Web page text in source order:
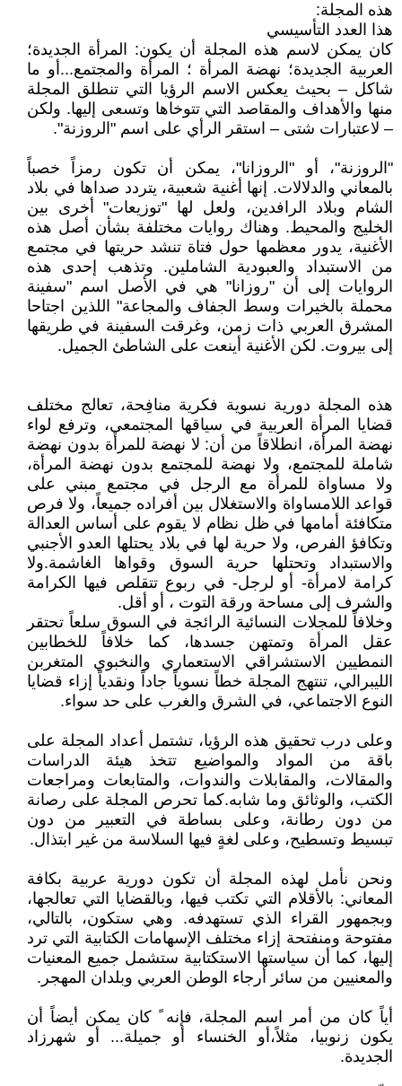
هذه المجلة:
هذا العدد التأسيسي
كان يمكن لاسم هذه المجلة أن يكون: المرأة الجديدة؛
العربية الجديدة؛ نهضة المرأة ؛ المرأة والمجتمع...أو ما
شاكل – بحيث يعكس الاسم الرؤيا التي تنطلق المجلة
منها والأهداف والمقاصد التي تتوخاها وتسعى إليها. ولكن
– لاعتبارات شتى – استقر الرأي على اسم "الروزنة".
"الروزنة"، أو "الروزانا"، يمكن أن تكون رمزاً خصباً
بالمعاني والدلالات. إنها أغنية شعبية، يتردد صداها في بلاد
الشام وبلاد الرافدين، ولعل لها "توزيعات" أخرى بين
الخليج والمحيط. وهناك روايات مختلفة بشأن أصل هذه
الأغنية، يدور معظمها حول فتاة تنشد حريتها في مجتمع
من الاستبداد والعبودية الشاملين. وتذهب إحدى هذه
الروايات إلى أن "روزانا" هي في الأصل اسم "سفينة
محملة بالخيرات وسط الجفاف والمجاعة" اللذين اجتاحا
المشرق العربي ذات زمن، وغرقت السفينة في طريقها
إلى بيروت. لكن الأغنية أينعت على الشاطئ الجميل.
هذه المجلة دورية نسوية فكرية منافِحة، تعالج مختلف
قضايا المرأة العربية في سياقها المجتمعي، وترفع لواء
نهضة المرأة، انطلاقاً من أن: لا نهضة للمرأة بدون نهضة
شاملة للمجتمع، ولا نهضة للمجتمع بدون نهضة المرأة،
ولا مساواة للمرأة مع الرجل في مجتمع مبني على
قواعد اللامساواة والاستغلال بين أفراده جميعاً، ولا فرص
متكافئة أمامها في ظل نظام لا يقوم على أساس العدالة
وتكافؤ الفرص، ولا حرية لها في بلاد يحتلها العدو الأجنبي
والاستبداد وتحتلها حرية السوق وقواها الغاشمة.ولا
كرامة لامرأة- أو لرجل- في ربوع تتقلص فيها الكرامة
والشرف إلى مساحة ورقة التوت ، أو أقل.
وخلافاً للمجلات النسائية الرائجة في السوق سلعاً تحتقر
عقل المرأة وتمتهن جسدها، كما خلافاً للخطابين
النمطيين الاستشراقي الاستعماري والنخبوي المتغربن
الليبرالي، تنتهج المجلة خطاً نسوياً جاداً ونقدياً إزاء قضايا
النوع الاجتماعي، في الشرق والغرب على حد سواء.
وعلى درب تحقيق هذه الرؤيا، تشتمل أعداد المجلة على
باقة من المواد والمواضيع تتخذ هيئة الدراسات
والمقالات، والمقابلات والندوات، والمتابعات ومراجعات
الكتب، والوثائق وما شابه.كما تحرص المجلة على رصانة
من دون رطانة، وعلى بساطة في التعبير من دون
تبسيط وتسطيح، وعلى لغةٍ فيها السلاسة من غير ابتذال.
ونحن نأمل لهذه المجلة أن تكون دورية عربية بكافة
المعاني: بالأقلام التي تكتب فيها، وبالقضايا التي تعالجها،
وبجمهور القراء الذي تستهدفه. وهي ستكون، بالتالي،
مفتوحة ومنفتحة إزاء مختلف الإسهامات الكتابية التي ترد
إليها، كما أن سياستها الاستكتابية ستشمل جميع المعنيات
والمعنيين من سائر أرجاء الوطن العربي وبلدان المهجر.
أياً كان من أمر اسم المجلة، فإنه ً كان يمكن أيضاً أن
يكون زنوبيا، مثلاً،أو الخنساء أو جميلة... أو شهرزاد
الجديدة.